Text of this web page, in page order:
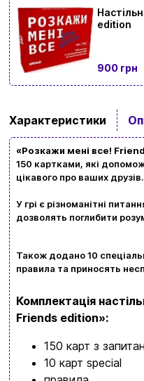
900 грн
edition
Характеристики
«Розкажи мені все!
150 картками, які
цікавого про ваших друзів.
У грі є різноманітні
дозволять поглибити
Також додано 10
правила та приносять
Комплектація
Friends edition»:
150 карт з
10 карт special
Повернення
Політика
Ваш кошик
Перегляньте
обовʼязково